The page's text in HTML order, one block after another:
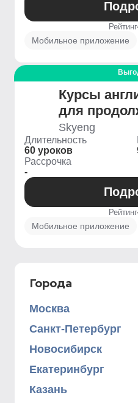
Рейтинг
Мобильное приложение
Курсы
для
Skyeng
Длительность
60 уроков
Рассрочка
-
Рейтинг
Мобильное приложение
Города
Москва
Санкт-Петербург
Новосибирск
Екатеринбург
Казань